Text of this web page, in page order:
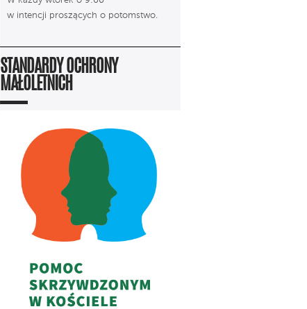
w intencji proszących o potomstwo.
STANDARDY OCHRONY
MAŁOLETNICH